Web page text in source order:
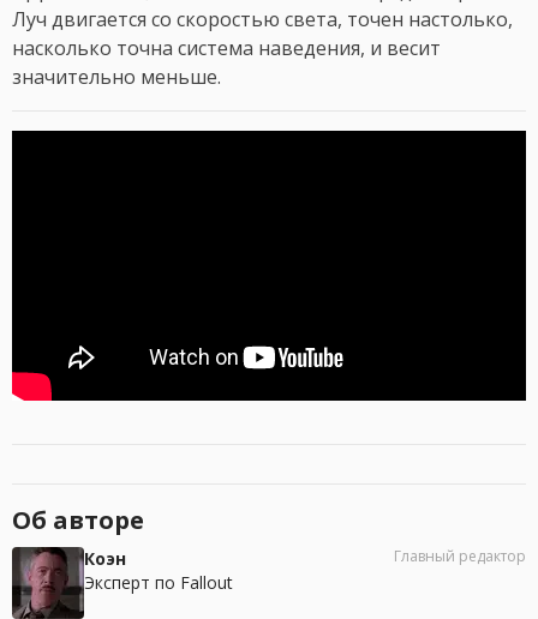
Луч двигается со скоростью света, точен настолько,
насколько точна система наведения, и весит
значительно меньше.
Об авторе
Коэн
Эксперт по Fallout
Главный редактор